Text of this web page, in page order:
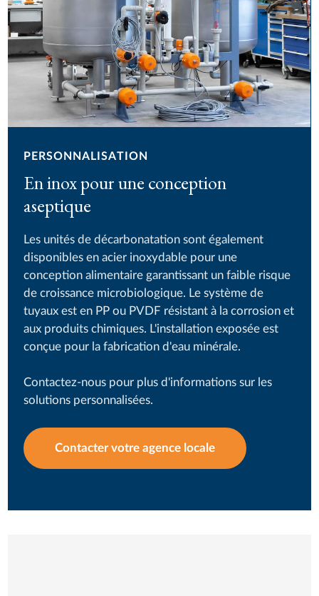
PERSONNALISATION
En inox pour une conception
aseptique
Les unités de décarbonatation sont également
disponibles en acier inoxydable pour une
conception alimentaire garantissant un faible risque
de croissance microbiologique. Le système de
tuyaux est en PP ou PVDF résistant à la corrosion et
aux produits chimiques. L'installation exposée est
conçue pour la fabrication d'eau minérale.
Contactez-nous pour plus d'informations sur les
solutions personnalisées.
Contacter votre agence locale